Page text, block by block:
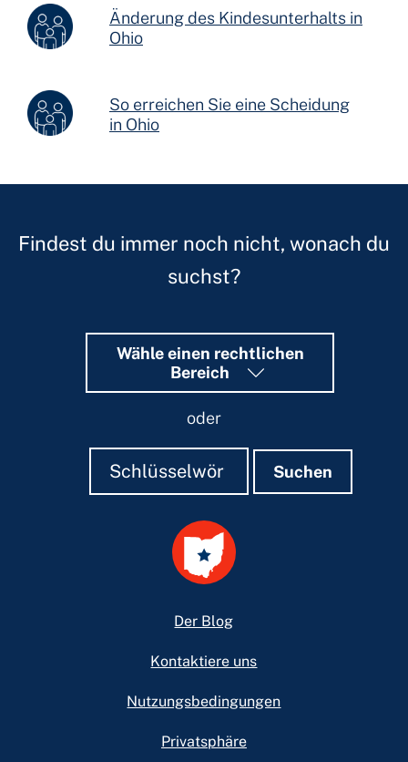
Änderung des Kindesunterhalts in
Ohio
So erreichen Sie eine Scheidung
in Ohio
Findest du immer noch nicht, wonach du
suchst?
Wähle einen rechtlichen
Bereich
oder
Suchen
Suchen Suchen
Der Blog
Kontaktiere uns
Nutzungsbedingungen
Privatsphäre